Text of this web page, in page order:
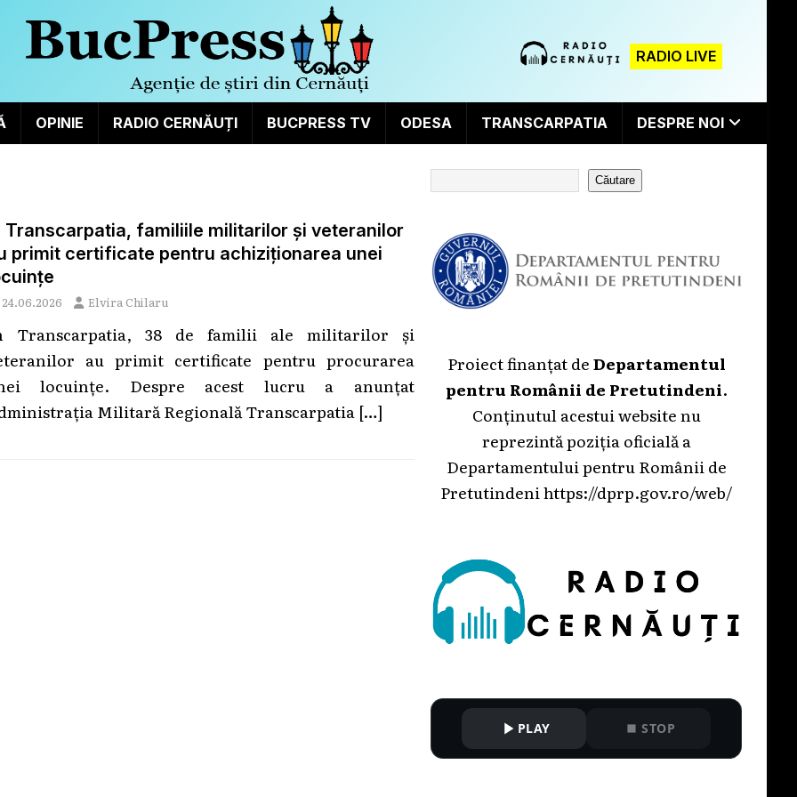
RADIO LIVE
OPINIE RADIO CERNĂUȚI BUCPRESS TV ODESA TRANSCARPATIA DESPRE NOI
Transcarpatia, familiile militarilor și veteranilor
primit certificate pentru achiziționarea unei
24.06.2026 Elvira Chilaru
Transcarpatia, 38 de familii ale militarilor și
au primit certificate pentru procurarea
locuințe. Despre acest lucru a anunțat
Militară Regională Transcarpatia […]
Căutare
Proiect finanțat deDepartamentul
pentru Românii de Pretutindeni.
Conținutul acestui website nu
reprezintă poziția oficială a
Departamentului pentru Românii de
Pretutindenihttps://dprp.gov.ro/web/
PLAY STOP